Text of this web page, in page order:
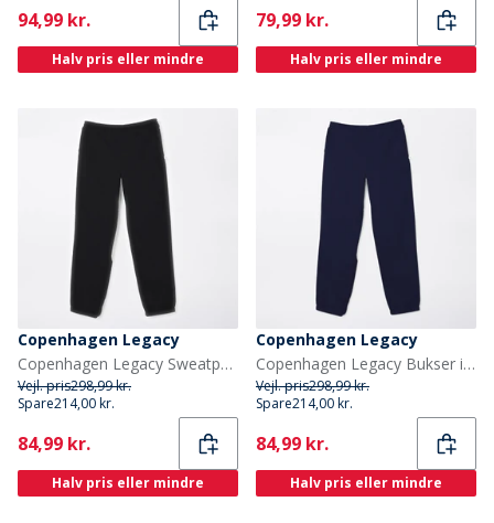
Current
94,99 kr.
Halv pris eller mindre
Current
79,99 kr.
Halv pris eller mindre
Copenhagen Legacy
Copenhagen Legacy Sweatpants til Drenge Sort
Vejl. pris298,99 kr.
Spare214,00 kr.
Current
84,99 kr.
Halv pris eller mindre
Copenhagen Legacy
Copenhagen Legacy Bukser i Sweat til Drenge Marineblå
Vejl. pris298,99 kr.
Spare214,00 kr.
Current
84,99 kr.
Halv pris eller mindre